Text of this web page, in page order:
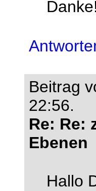
Danke!
Beitrag
22:56.
Re: Re:
Ebenen
Hallo